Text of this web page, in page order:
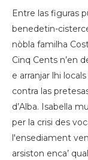
Entre las figuras
benedetin-
nòbla familha
Cinq Cents n’en
e arranjar lhi
contra las
d’Alba. Isabella
per la crisi des
l'ensediament
arsiston enca’